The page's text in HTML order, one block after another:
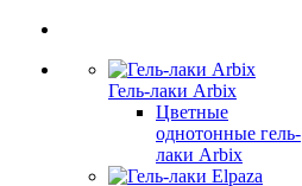
Гель-лаки Arbix
Цветные
однотонные гель-
лаки Arbix